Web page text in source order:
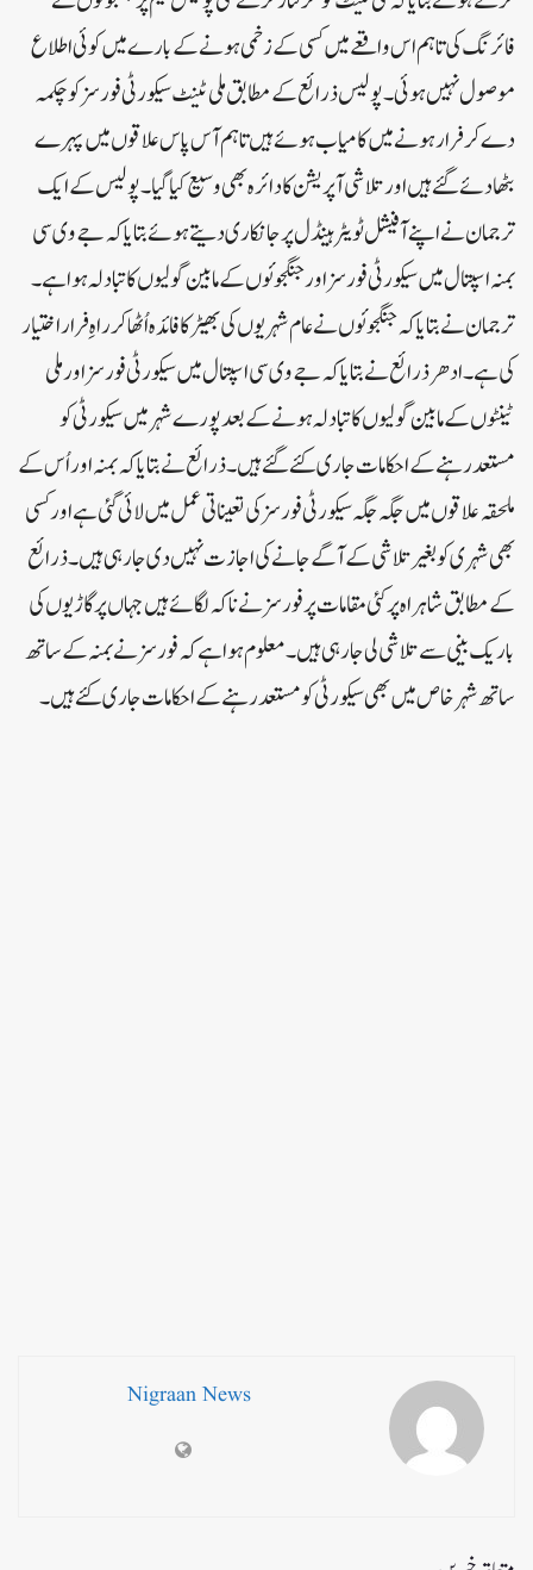
فائرنگ کی تاہم اس واقعے میں کسی کے زخمی ہونے کے بارے میں کوئی اطلاع
موصول نہیں ہوئی۔ پولیس ذرائع کے مطابق ملی ٹینٹ سیکورٹی فورسز کو چکمہ
دے کر فرار ہونے میں کامیاب ہوئے ہیں تاہم آس پاس علاقوں میں پہرے
بٹھا دئے گئے ہیں اور تلاشی آپریشن کا دائرہ بھی وسیع کیا گیا۔ پولیس کے ایک
ترجمان نے اپنے آفیشل ٹویٹر ہینڈل پر جانکاری دیتے ہوئے بتایا کہ جے وی سی
بمنہ اسپتال میں سیکورٹی فورسز اور جنگجوئوں کے مابین گولیوں کا تبادلہ ہوا ہے۔
ترجمان نے بتایا کہ جنگجوئوں نے عام شہریوں کی بھیڑ کا فائدہ اُٹھا کر راہِ فرار اختیار
کی ہے۔ ادھر ذرائع نے بتایا کہ جے وی سی اسپتال میں سیکورٹی فورسز اور ملی
ٹینٹوں کے مابین گولیوں کا تبادلہ ہونے کے بعد پورے شہر میں سیکورٹی کو
مستعد رہنے کے احکامات جاری کئے گئے ہیں۔ ذرائع نے بتایا کہ بمنہ اور اُس کے
ملحقہ علاقوں میں جگہ جگہ سیکورٹی فورسز کی تعیناتی عمل میں لائی گئی ہے اور کسی
بھی شہری کو بغیر تلاشی کے آگے جانے کی اجازت نہیں دی جارہی ہیں۔ ذرائع
کے مطابق شاہراہ پر کئی مقامات پر فورسز نے ناکہ لگائے ہیں جہاں پر گاڑیوں کی
باریک بینی سے تلاشی لی جارہی ہیں۔ معلوم ہوا ہے کہ فورسز نے بمنہ کے ساتھ
ساتھ شہر خاص میں بھی سیکورٹی کو مستعد رہنے کے احکامات جاری کئے ہیں۔
Nigraan News